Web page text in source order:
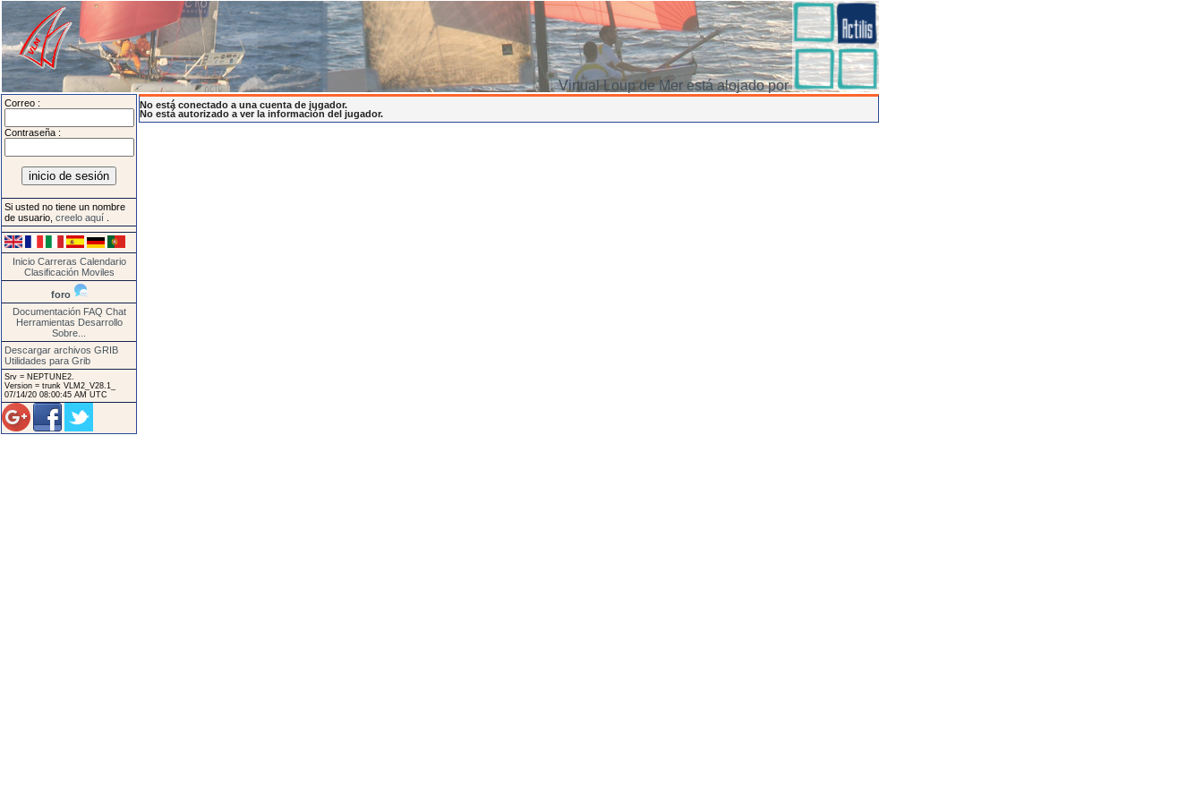
Virtual Loup de Mer está alojado por
Correo :
Contraseña :
Si usted no tiene un nombre
de usuario, creelo aquí
Inicio Carreras Calendario
Clasificación Moviles
foro
Documentación FAQ Chat
Herramientas Desarrollo
Sobre...
Descargar archivos GRIB
Utilidades para Grib
Srv = NEPTUNE2.
Version = trunk VLM2_V28.1_
07/14/20 08:00:45 AM UTC
No está conectado a una cuenta de jugador.
No está autorizado a ver la información del jugador.